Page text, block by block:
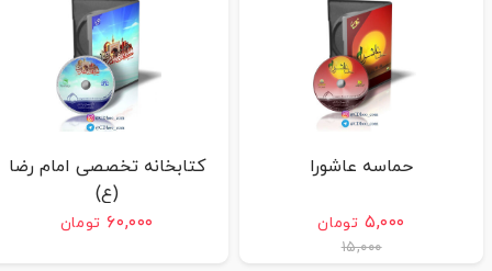
حماسه عاشورا
۵,۰۰۰ تومان
۱۵,۰۰۰
کتابخانه تخصصی امام رضا
(ع)
۶۰,۰۰۰ تومان